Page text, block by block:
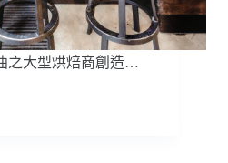
之大型烘焙商創造…